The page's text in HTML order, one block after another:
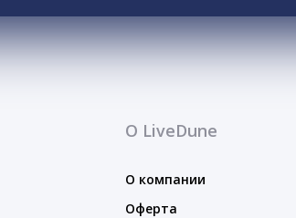
О LiveDune
О компании
Оферта